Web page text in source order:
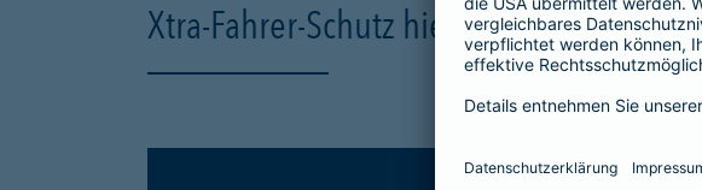
Xtra-Fahrer-Schutz hier online